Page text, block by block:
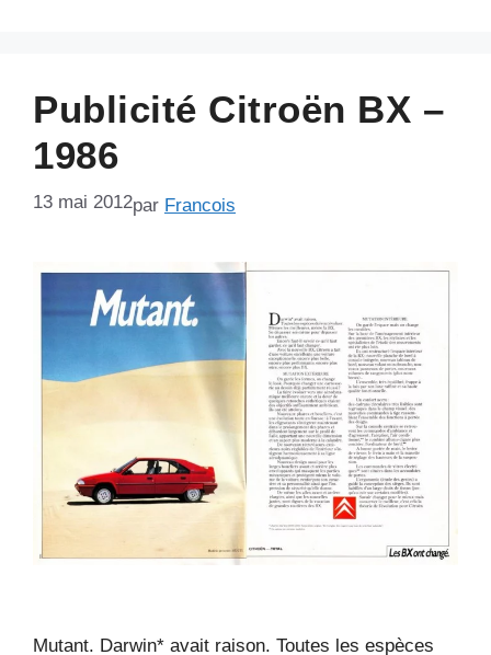
Publicité Citroën BX –
1986
13 mai 2012par Francois
Mutant. Darwin* avait raison. Toutes les espèces